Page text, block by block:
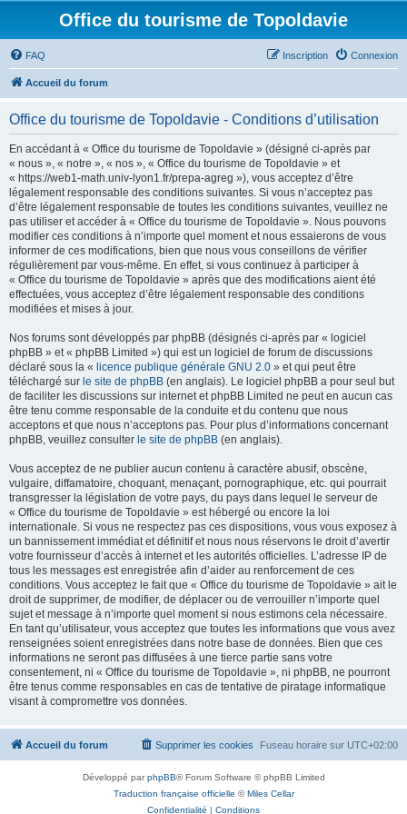
Office du tourisme de Topoldavie
FAQ Connexion
Inscription
Accueil du forum
Office du tourisme de Topoldavie - Conditions d’utilisation
En accédant à « Office du tourisme de Topoldavie » (désigné ci-après par
« nous », « notre », « nos », « Office du tourisme de Topoldavie » et
« https://web1-math.univ-lyon1.fr/prepa-agreg »), vous acceptez d’être
légalement responsable des conditions suivantes. Si vous n’acceptez pas
d’être légalement responsable de toutes les conditions suivantes, veuillez ne
pas utiliser et accéder à « Office du tourisme de Topoldavie ». Nous pouvons
modifier ces conditions à n’importe quel moment et nous essaierons de vous
informer de ces modifications, bien que nous vous conseillons de vérifier
régulièrement par vous-même. En effet, si vous continuez à participer à
« Office du tourisme de Topoldavie » après que des modifications aient été
effectuées, vous acceptez d’être légalement responsable des conditions
modifiées et mises à jour.
Nos forums sont développés par phpBB (désignés ci-après par « logiciel
phpBB » et « phpBB Limited ») qui est un logiciel de forum de discussions
déclaré sous la « licence publique générale GNU 2.0 » et qui peut être
téléchargé sur le site de phpBB (en anglais). Le logiciel phpBB a pour seul but
de faciliter les discussions sur internet et phpBB Limited ne peut en aucun cas
être tenu comme responsable de la conduite et du contenu que nous
acceptons et que nous n’acceptons pas. Pour plus d’informations concernant
phpBB, veuillez consulter le site de phpBB (en anglais).
Vous acceptez de ne publier aucun contenu à caractère abusif, obscène,
vulgaire, diffamatoire, choquant, menaçant, pornographique, etc. qui pourrait
transgresser la législation de votre pays, du pays dans lequel le serveur de
« Office du tourisme de Topoldavie » est hébergé ou encore la loi
internationale. Si vous ne respectez pas ces dispositions, vous vous exposez à
un bannissement immédiat et définitif et nous nous réservons le droit d’avertir
votre fournisseur d’accès à internet et les autorités officielles. L’adresse IP de
tous les messages est enregistrée afin d’aider au renforcement de ces
conditions. Vous acceptez le fait que « Office du tourisme de Topoldavie » ait le
droit de supprimer, de modifier, de déplacer ou de verrouiller n’importe quel
sujet et message à n’importe quel moment si nous estimons cela nécessaire.
En tant qu’utilisateur, vous acceptez que toutes les informations que vous avez
renseignées soient enregistrées dans notre base de données. Bien que ces
informations ne seront pas diffusées à une tierce partie sans votre
consentement, ni « Office du tourisme de Topoldavie », ni phpBB, ne pourront
être tenus comme responsables en cas de tentative de piratage informatique
visant à compromettre vos données.
Accueil du forum Fuseau horaire sur UTC+02:00
Supprimer les cookies
Développé parphpBB® Forum Software © phpBB Limited
Traduction française officielle ©Miles Cellar
Confidentialité | Conditions